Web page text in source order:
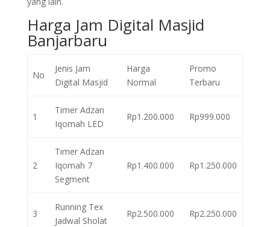
Harga Jam Digital Masjid
Banjarbaru
No
Jenis Jam
Digital Masjid
Harga
Normal
Promo
Terbaru
1
Timer Adzan
Iqomah LED
Rp1.200.000 Rp999.000
2
Timer Adzan
Iqomah 7
Segment
Rp1.400.000 Rp1.250.000
3
Running Tex
Jadwal Sholat
Rp2.500.000 Rp2.250.000